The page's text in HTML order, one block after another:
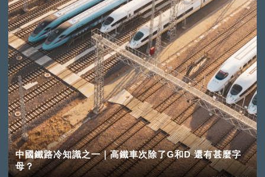
中國鐵路冷知識之一｜高鐵車次除了G和D 還有甚麼字
母？